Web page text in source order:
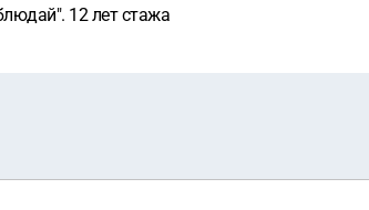
12 лет стажа